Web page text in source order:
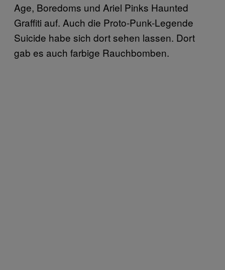
Age, Boredoms und Ariel Pinks Haunted
Graffiti auf. Auch die Proto-Punk-Legende
Suicide habe sich dort sehen lassen. Dort
gab es auch farbige Rauchbomben.